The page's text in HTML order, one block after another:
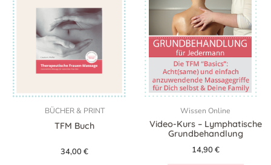
BÜCHER & PRINT
TFM Buch
34,00€
Wissen Online
Video-Kurs – Lymphatische
Grundbehandlung
14,90€